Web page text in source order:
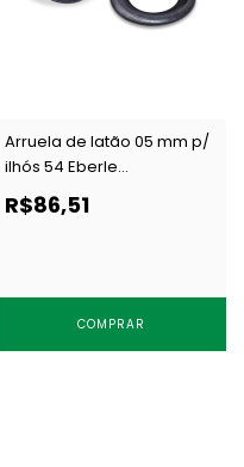
Arruela de latão 05 mm p/
ilhós 54 Eberle
AR.085.050.05.L GRA c/ 1000
un
R$86,51
COMPRAR